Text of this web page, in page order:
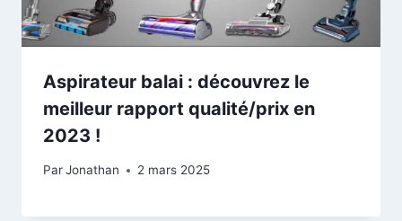
Aspirateur balai : découvrez le
meilleur rapport qualité/prix en
2023 !
ParJonathan 2 mars 2025